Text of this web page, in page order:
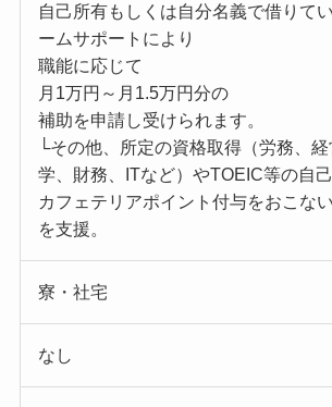
自己所有もしくは自分名義で借りて
ームサポートにより
職能に応じて
月1万円～月1.5万円分の
補助を申請し受けられます。
└その他、所定の資格取得（労務、
学、財務、ITなど）やTOEIC等の自
カフェテリアポイント付与をおこな
を支援。
寮・社宅
なし